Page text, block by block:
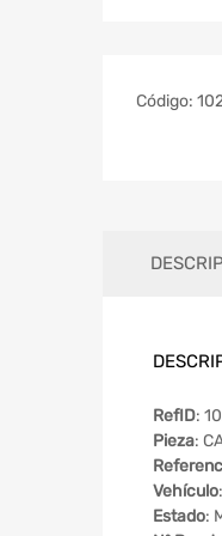
Código:
RefID:
Pieza:
Vehículo
Estado: